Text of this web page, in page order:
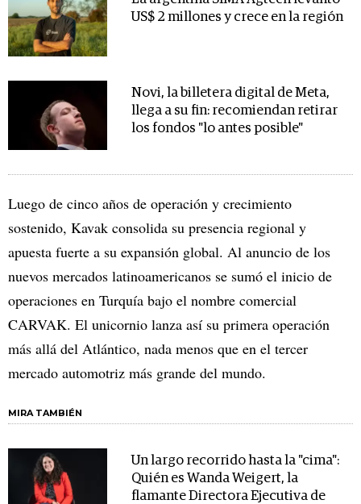
US$ 2 millones y crece en la región
Novi, la billetera digital de Meta,
llega a su fin: recomiendan retirar
los fondos "lo antes posible"
Luego de cinco años de operación y crecimiento
sostenido, Kavak consolida su presencia regional y
apuesta fuerte a su expansión global. Al anuncio de los
nuevos mercados latinoamericanos se sumó el inicio de
operaciones en Turquía bajo el nombre comercial
CARVAK. El unicornio lanza así su primera operación
más allá del Atlántico, nada menos que en el tercer
mercado automotriz más grande del mundo.
MIRA TAMBIÉN
Un largo recorrido hasta la "cima":
Quién es Wanda Weigert, la
flamante Directora Ejecutiva de